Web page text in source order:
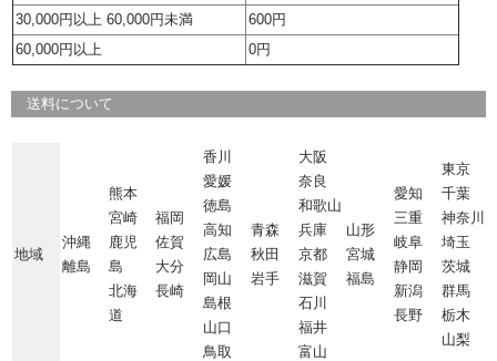
30,000円以上 60,000円未満
600円
60,000円以上
0円
送料について
地域
沖縄
離島
熊本
宮崎
鹿児
島
北海
道
福岡
佐賀
大分
長崎
香川
愛媛
徳島
高知
広島
岡山
島根
山口
鳥取
青森
秋田
岩手
大阪
奈良
和歌山
兵庫
京都
滋賀
石川
福井
富山
山形
宮城
福島
愛知
三重
岐阜
静岡
新潟
長野
東京
千葉
神奈川
埼玉
茨城
群馬
栃木
山梨